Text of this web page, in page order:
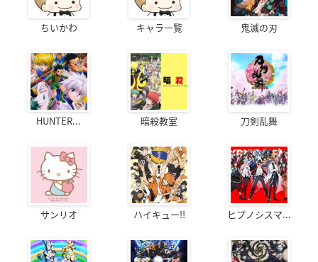
ちいかわ キャラ一覧 鬼滅の刃
HUNTER... 暗殺教室 刀剣乱舞
サンリオ ハイキュー!! ヒプノシスマ...